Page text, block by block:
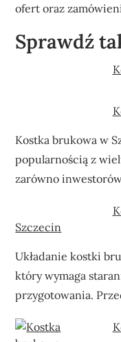
ofert oraz
Sprawdź
Kostka brukowa w
popularnością z
zarówno
Szczecin
Układanie kostki
który wymaga
przygotowania.